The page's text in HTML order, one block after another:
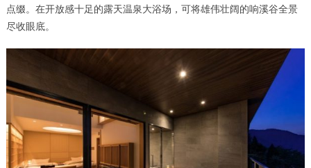
点缀。在开放感十足的露天温泉大浴场，可将雄伟壮阔的响溪谷全景
尽收眼底。